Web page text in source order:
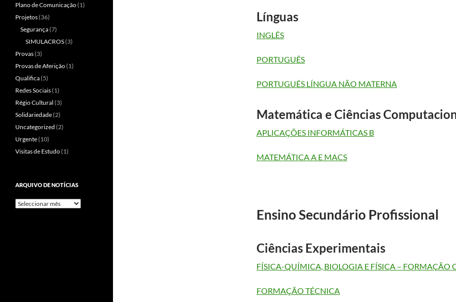
Línguas
INGLÊS
PORTUGUÊS
PORTUGUÊS LÍNGUA NÃO MATERNA
Matemática e Ciências
APLICAÇÕES INFORMÁTICAS B
MATEMÁTICA A E MACS
Ensino Secundário Profissional
Ciências Experimentais
FÍSICA-QUÍMICA, BIOLOGIA E FÍSICA – FORMAÇÃO
FORMAÇÃO TÉCNICA
Plano de Comunicação(1)
Projetos(36)
Segurança(7)
SIMULACROS(3)
Provas(3)
Provas de Aferição(1)
Qualifica(5)
Redes Sociais(1)
Régio Cultural (3)
Solidariedade(2)
Uncategorized (2)
Urgente(10)
Visitas de Estudo(1)
ARQUIVO DE NOTÍCIAS
Arquivo